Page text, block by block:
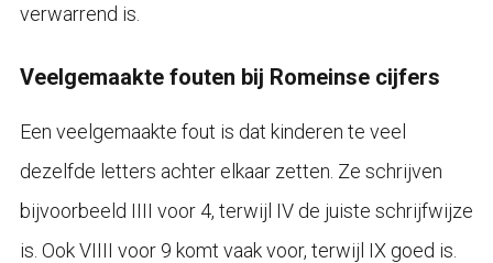
verwarrend is.
Veelgemaakte fouten bij Romeinse cijfers
Een veelgemaakte fout is dat kinderen te veel
dezelfde letters achter elkaar zetten. Ze schrijven
bijvoorbeeld IIII voor 4, terwijl IV de juiste schrijfwijze
is. Ook VIIII voor 9 komt vaak voor, terwijl IX goed is.